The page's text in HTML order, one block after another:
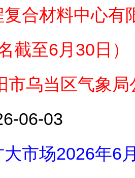
合材料中心有
截至6月30日）
市乌当区气象
06-03
市场2026年6